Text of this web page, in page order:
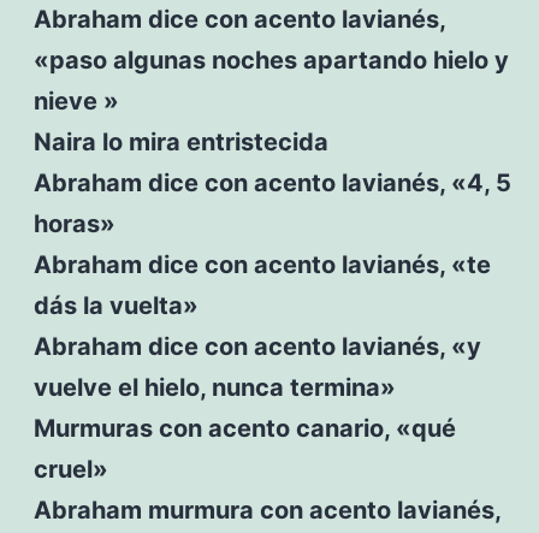
Abraham dice con acento lavianés,
«paso algunas noches apartando hielo y
nieve »
Naira lo mira entristecida
Abraham dice con acento lavianés, «4, 5
horas»
Abraham dice con acento lavianés, «te
dás la vuelta»
Abraham dice con acento lavianés, «y
vuelve el hielo, nunca termina»
Murmuras con acento canario, «qué
cruel»
Abraham murmura con acento lavianés,